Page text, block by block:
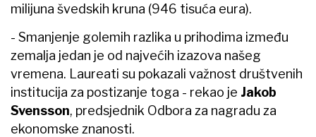
milijuna švedskih kruna (946 tisuća eura).
- Smanjenje golemih razlika u prihodima između
zemalja jedan je od najvećih izazova našeg
vremena. Laureati su pokazali važnost društvenih
institucija za postizanje toga - rekao je Jakob
Svensson, predsjednik Odbora za nagradu za
ekonomske znanosti.